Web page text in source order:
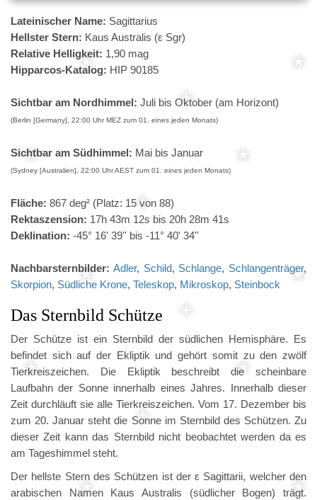
Lateinischer Name: Sagittarius
Hellster Stern: Kaus Australis (ε Sgr)
Relative Helligkeit: 1,90 mag
Hipparcos-Katalog: HIP 90185
Sichtbar am Nordhimmel: Juli bis Oktober (am Horizont)
(Berlin [Germany], 22:00 Uhr MEZ zum 01. eines jeden Monats)
Sichtbar am Südhimmel: Mai bis Januar
(Sydney [Australien], 22:00 Uhr AEST zum 01. eines jeden Monats)
Fläche: 867 deg² (Platz: 15 von 88)
Rektaszension: 17h 43m 12s bis 20h 28m 41s
Deklination: -45° 16' 39'' bis -11° 40' 34''
Nachbarsternbilder: Adler, Schild, Schlange, Schlangenträger,
Skorpion, Südliche Krone, Teleskop, Mikroskop, Steinbock
Das Sternbild Schütze
Der Schütze ist ein Sternbild der südlichen Hemisphäre. Es
befindet sich auf der Ekliptik und gehört somit zu den zwölf
Tierkreiszeichen. Die Ekliptik beschreibt die scheinbare
Laufbahn der Sonne innerhalb eines Jahres. Innerhalb dieser
Zeit durchläuft sie alle Tierkreiszeichen. Vom 17. Dezember bis
zum 20. Januar steht die Sonne im Sternbild des Schützen. Zu
dieser Zeit kann das Sternbild nicht beobachtet werden da es
am Tageshimmel steht.
Der hellste Stern des Schützen ist der ε Sagittarii, welcher den
arabischen Namen Kaus Australis (südlicher Bogen) trägt.